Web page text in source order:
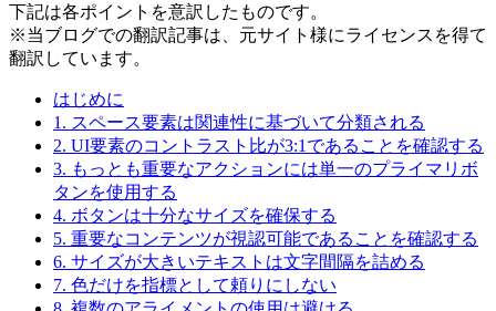
下記は各ポイントを意訳したものです。
※当ブログでの翻訳記事は、元サイト様にライセンスを得て
翻訳しています。
はじめに
1. スペース要素は関連性に基づいて分類される
2. UI要素のコントラスト比が3:1であることを確認する
3. もっとも重要なアクションには単一のプライマリボ
タンを使用する
4. ボタンは十分なサイズを確保する
5. 重要なコンテンツが視認可能であることを確認する
6. サイズが大きいテキストは文字間隔を詰める
7. 色だけを指標として頼りにしない